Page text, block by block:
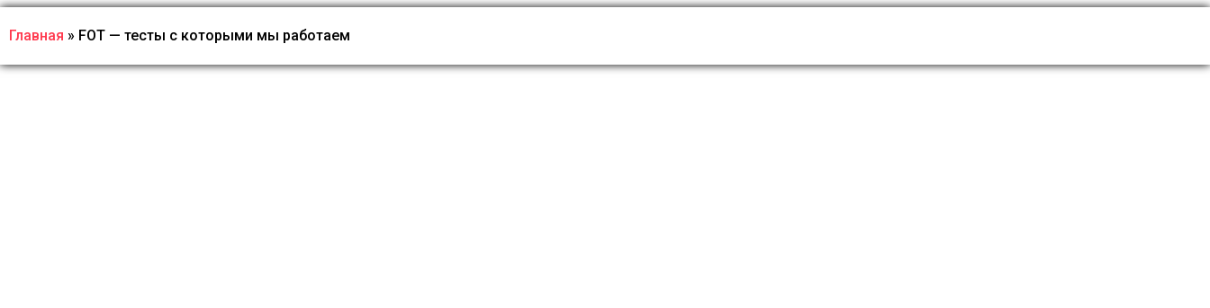
Главная » FOT — тесты с которыми мы работаем